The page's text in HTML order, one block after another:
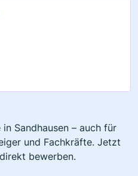
Sandhausen – auch für
und Fachkräfte. Jetzt
bewerben.